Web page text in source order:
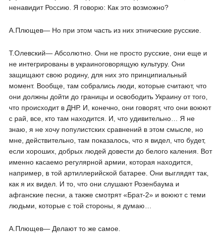
ненавидит Россию. Я говорю: Как это возможно?
А.Плющев― Но при этом часть из них этнические русские.
Т.Олевский― Абсолютно. Они не просто русские, они еще и
не интегрированы в украиноговорящую культуру. Они
защищают свою родину, для них это принципиальный
момент. Вообще, там собрались люди, которые считают, что
они должны дойти до границы и освободить Украину от того,
что происходит в ДНР. И, конечно, они говорят, что они воюют
с рай, все, кто там находится. И, что удивительно… Я не
знаю, я не хочу популистских сравнений в этом смысле, но
мне, действительно, там показалось, что я видел, что будет,
если хороших, добрых людей довести до белого каления. Вот
именно касаемо регулярной армии, которая находится,
например, в той артиллерийской батарее. Они выглядят так,
как я их видел. И то, что они слушают Розенбаума и
афганские песни, а также смотрят «Брат-2» и воюют с теми
людьми, которые с той стороны, я думаю…
А.Плющев― Делают то же самое.